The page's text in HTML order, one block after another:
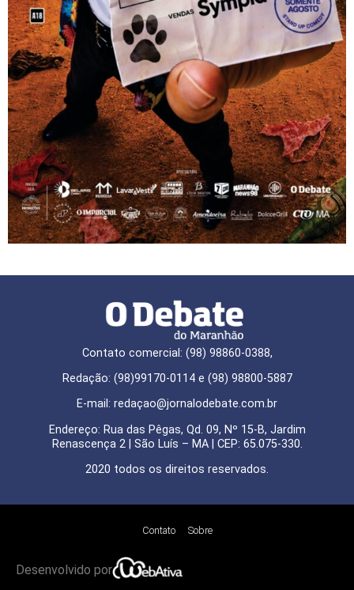
Contato comercial: (98) 98860-0388,
Redação: (98)99170-0114 e (98) 98800-5887
E-mail: redaçao@jornalodebate.com.br
Endereço: Rua das Pêgas, Qd. 09, Nº 15-B, Jardim
Renascença 2 | São Luís – MA | CEP: 65.075-330.
2020 todos os direitos reservados.
Contato Sobre
Desenvolvido por